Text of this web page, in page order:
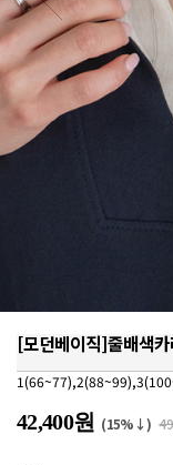
[모던베이직]줄배색
42,400원 (15%↓)